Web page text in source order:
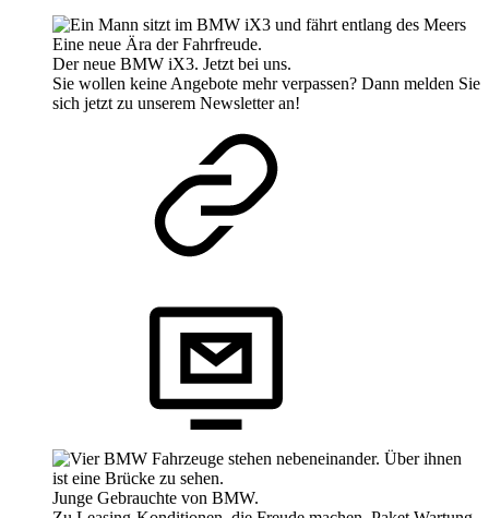
Eine neue Ära der Fahrfreude.
Der neue BMW iX3. Jetzt bei uns.
Sie wollen keine Angebote mehr verpassen? Dann melden Sie
sich jetzt zu unserem Newsletter an!
Junge Gebrauchte von BMW.